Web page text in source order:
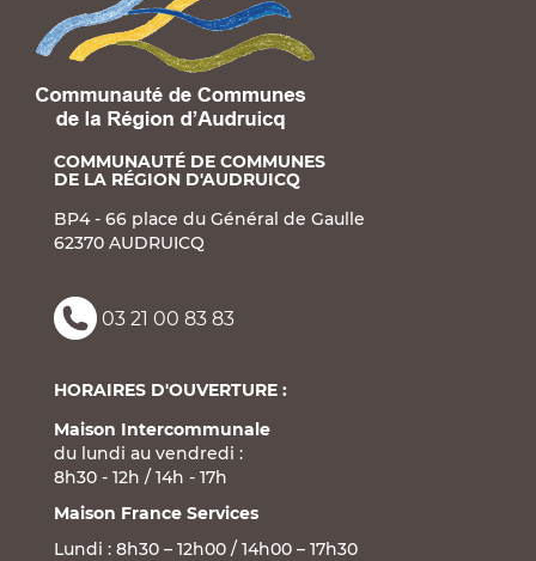
COMMUNAUTÉ DE COMMUNES
DE LA RÉGION D'AUDRUICQ
BP4 - 66 place du Général de Gaulle
62370 AUDRUICQ
03 21 00 83 83
HORAIRES D'OUVERTURE :
Maison Intercommunale
du lundi au vendredi :
8h30 - 12h / 14h - 17h
Maison France Services
Lundi : 8h30 – 12h00 / 14h00 – 17h30